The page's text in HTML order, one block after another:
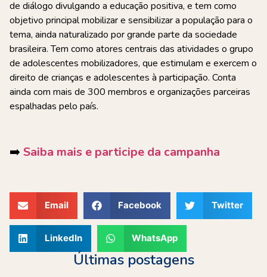
de diálogo divulgando a educação positiva, e tem como
objetivo principal mobilizar e sensibilizar a população para o
tema, ainda naturalizado por grande parte da sociedade
brasileira. Tem como atores centrais das atividades o grupo
de adolescentes mobilizadores, que estimulam e exercem o
direito de crianças e adolescentes à participação. Conta
ainda com mais de 300 membros e organizações parceiras
espalhadas pelo país.
➡️ Saiba mais e participe da campanha
Email Facebook Twitter
LinkedIn WhatsApp
Últimas postagens